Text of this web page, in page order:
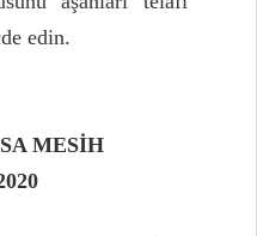
edin.
MESİH